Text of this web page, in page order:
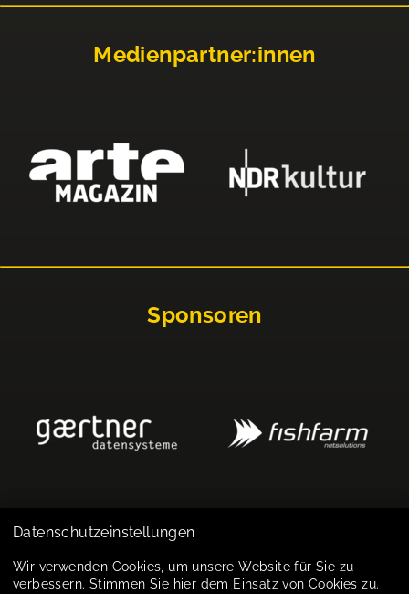
Medienpartner:innen
Sponsoren
Impressum
Datenschutzeinstellungen
Wir verwenden Cookies, um unsere Website für Sie zu
verbessern. Stimmen Sie hier dem Einsatz von Cookies zu.